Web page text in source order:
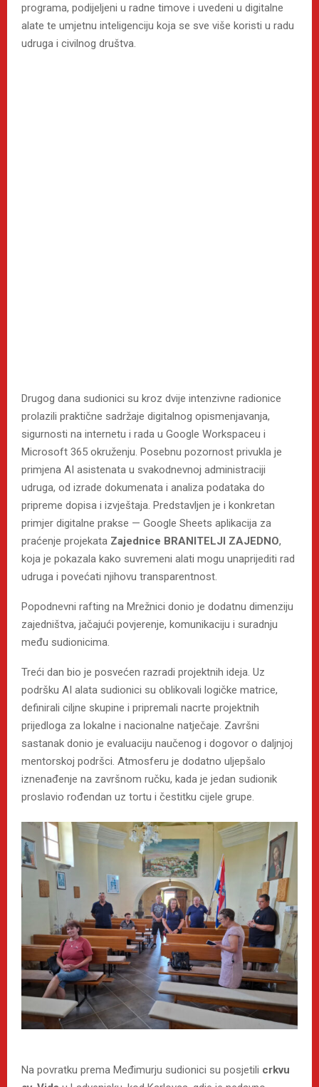
programa, podijeljeni u radne timove i uvedeni u digitalne
alate te umjetnu inteligenciju koja se sve više koristi u radu
udruga i civilnog društva.
Drugog dana sudionici su kroz dvije intenzivne radionice
prolazili praktične sadržaje digitalnog opismenjavanja,
sigurnosti na internetu i rada u Google Workspaceu i
Microsoft 365 okruženju. Posebnu pozornost privukla je
primjena AI asistenata u svakodnevnoj administraciji
udruga, od izrade dokumenata i analiza podataka do
pripreme dopisa i izvještaja. Predstavljen je i konkretan
primjer digitalne prakse — Google Sheets aplikacija za
praćenje projekata Zajednice BRANITELJI ZAJEDNO,
koja je pokazala kako suvremeni alati mogu unaprijediti rad
udruga i povećati njihovu transparentnost.
Popodnevni rafting na Mrežnici donio je dodatnu dimenziju
zajedništva, jačajući povjerenje, komunikaciju i suradnju
među sudionicima.
Treći dan bio je posvećen razradi projektnih ideja. Uz
podršku AI alata sudionici su oblikovali logičke matrice,
definirali ciljne skupine i pripremali nacrte projektnih
prijedloga za lokalne i nacionalne natječaje. Završni
sastanak donio je evaluaciju naučenog i dogovor o daljnjoj
mentorskoj podršci. Atmosferu je dodatno uljepšalo
iznenađenje na završnom ručku, kada je jedan sudionik
proslavio rođendan uz tortu i čestitku cijele grupe.
Na povratku prema Međimurju sudionici su posjetili crkvu